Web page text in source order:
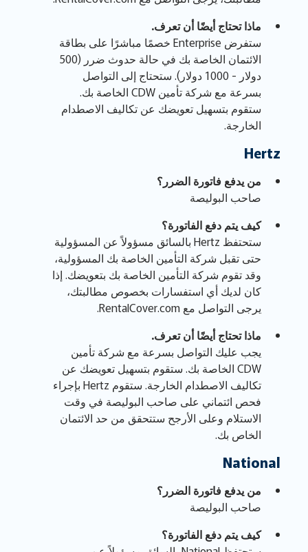
ماذا تحتاج أيضًا أن تعرف.
ستفرض Enterprise خصمًا مباشرًا على بطاقة
الائتمان الخاصة بك في حالة حدوث ضرر (500
دولار - 1000 دولار). ستحتاج إلى التواصل
بسرعة مع شركة تأمين CDW الخاصة بك.
ستقوم بتسهيل تعويضك عن تكاليف الاصطدام
الخارجة.
Hertz
من يدفع فاتورة الضرر؟
صاحب البوليصة
كيف يتم دفع الفاتورة؟
ستحتفظ Hertz بالسائق مسؤولاً عن المسؤولية
حتى تقبل شركة التأمين الخاصة بك المسؤولية،
وقد تقوم شركة التأمين الخاصة بك بتعويضك. إذا
كان لديك أي استفسارات بخصوص مطالبتك،
يرجى التواصل مع RentalCover.com.
ماذا تحتاج أيضًا أن تعرف.
يجب عليك التواصل بسرعة مع شركة تأمين
CDW الخاصة بك. ستقوم بتسهيل تعويضك عن
تكاليف الاصطدام الخارجة. ستقوم Hertz بإجراء
فحص ائتماني على صاحب البوليصة في وقت
الاستلام وعلى الأرجح ستتحقق من حد الائتمان
الخاص بك.
National
من يدفع فاتورة الضرر؟
صاحب البوليصة
كيف يتم دفع الفاتورة؟